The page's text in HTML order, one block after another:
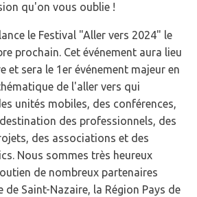
qu'on vous oublie !
le Festival "Aller vers 2024" le
prochain. Cet événement aura lieu
et sera le 1er événement majeur en
de l'aller vers qui
unités mobiles, des conférences,
des professionnels, des
des associations et des
Nous sommes très heureux
de nombreux partenaires
de Saint-Nazaire, la Région Pays de